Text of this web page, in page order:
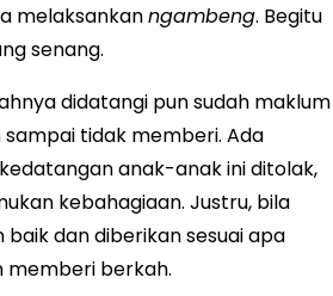
melaksankanngambeng. Begitu
senang.
didatangi pun sudah maklum
tidak memberi. Ada
anak-anak ini ditolak,
kebahagiaan. Justru, bila
dan diberikan sesuai apa
memberi berkah.